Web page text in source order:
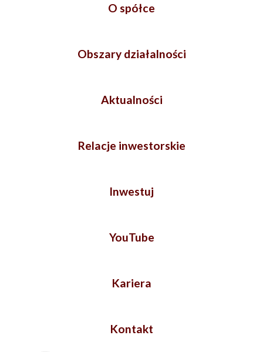
O spółce
Obszary działalności
Aktualności
Relacje inwestorskie
Inwestuj
YouTube
Kariera
Kontakt